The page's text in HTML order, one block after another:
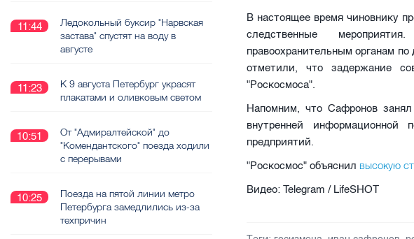
В настоящее время чиновнику
следственные
правоохранительным органам
отметили, что задержание
"Роскосмоса".
Напомним, что Сафронов
внутренней
предприятий.
"Роскосмос" объяснилвысокую
Видео: Telegram / LifeSHOT
11:44
Ледокольный буксир "Нарвская
застава" спустят на воду в
августе
11:23
К 9 августа Петербург украсят
плакатами и оливковым светом
10:51
От "Адмиралтейской" до
"Комендантского" поезда ходили
с перерывами
10:25
Поезда на пятой линии метро
Петербурга замедлились из-за
техпричин